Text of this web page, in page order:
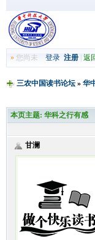
»您尚未 登录 注册| 返
三农中国读书论坛» 华
本页主题: 华科之行有感
甘澜